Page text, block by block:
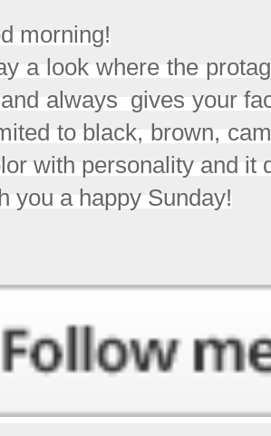
morning!
a look where the
always gives your
to black, brown,
with personality and it
you a happy Sunday!